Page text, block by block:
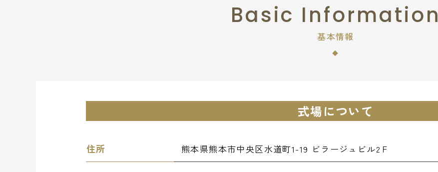
Basic Information
基本情報
式場について
住所 熊本県熊本市中央区水道町1-19 ビラージュビル2Ｆ